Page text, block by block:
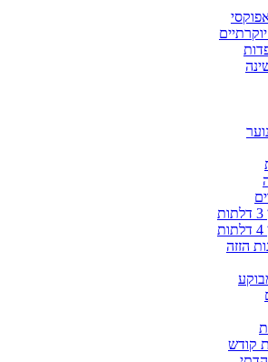
הזזה
קודש